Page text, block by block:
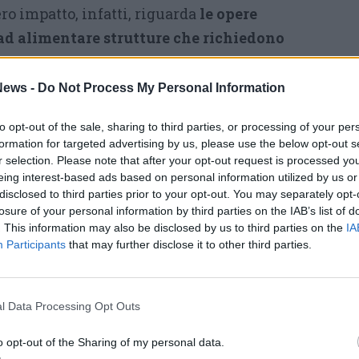
- Do Not Process My Personal Information
opt-out of the sale, sharing to third parties, or processing of your
for targeted advertising by us, please use the below opt-out
selection. Please note that after your opt-out request is processed
interest-based ads based on personal information utilized by us
to third parties prior to your opt-out. You may separately
of your personal information by third parties on the IAB’s list of
This information may also be disclosed by us to third parties on the
Participants that may further disclose it to other third parties.
Data Processing Opt Outs
opt-out of the Sharing of my personal data.
impatto, infatti, riguarda le opere
alimentare strutture che richiedono
nuove linee elettriche, cabine,
e possibili ampliamenti della
venissero costruiti su aree dismesse,
delle infrastrutture collegate– prosegue
consumano quantità enormi di
nuove reti elettriche, nuove connessioni
Tutte opere che inevitabilmente
chiede inoltre chiarezza sul tema dei
legati allo sviluppo del settore.